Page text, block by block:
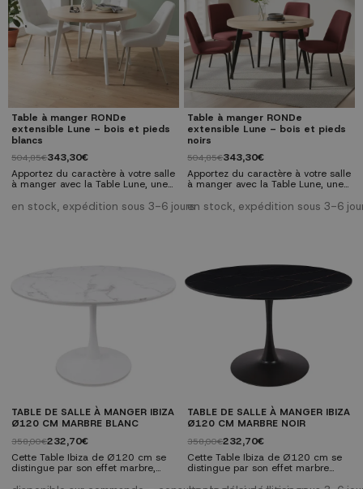
Table à manger RONDe
extensible Lune – bois et pieds
blancs
504,85€343,30€
Apportez du caractère à votre salle
à manger avec la Table Lune, une
panneau de fibres à densité
moyenne aspect bois et pieds
en stock, expédition sous 3-6 jours
Table à manger RONDe
extensible Lune – bois et pieds
noirs
504,85€343,30€
Apportez du caractère à votre salle
à manger avec la Table Lune, une
panneau de fibres à densité
moyenne aspect bois et pieds
panneau de fibres à densité
moyenne aspect bois; pieds
métalliques noirs....
en stock, expédition sous 3-6
TABLE DE SALLE À MANGER IBIZA
Ø120 CM MARBRE BLANC
358,00€232,70€
Cette Table Ibiza de Ø120 cm se
distingue par son effet marbre,
TABLE DE SALLE À MANGER IBIZA
Ø120 CM MARBRE NOIR
358,00€232,70€
Cette Table Ibiza de Ø120 cm se
distingue par son effet marbre